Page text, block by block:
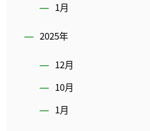
1月
2025年
12月
10月
1月